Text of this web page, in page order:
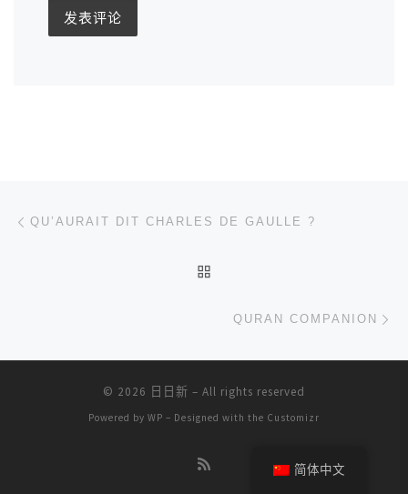
文章导航
QU’AURAIT DIT CHARLES DE GAULLE ?
QURAN COMPANION
© 2026 日日新 – All rights reserved
Powered by WP – Designed with the Customizr
简体中文